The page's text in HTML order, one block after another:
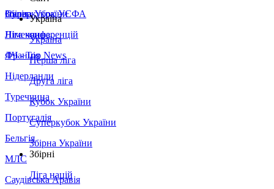
Збірна України
Італія
Німеччина
Франція
Нідерланди
Туреччина
Португалія
Бельгія
МЛС
Саудівська Аравія
Суперкубок УЄФА
Ліга конференцій
ЛЧ - Top News
Україна
Україна
Перша ліга
Друга ліга
Кубок України
Суперкубок України
Збірна України
Збірні
Ліга націй